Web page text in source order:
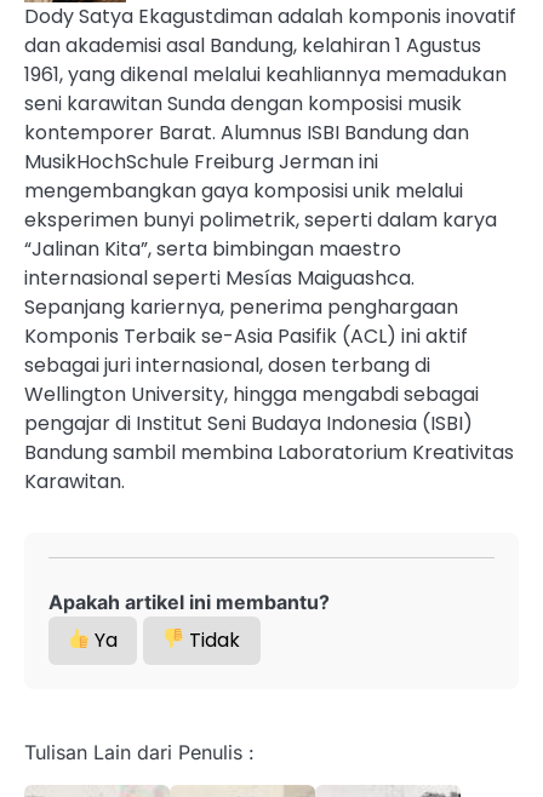
Dody Satya Ekagustdiman adalah komponis inovatif
dan akademisi asal Bandung, kelahiran 1 Agustus
1961, yang dikenal melalui keahliannya memadukan
seni karawitan Sunda dengan komposisi musik
kontemporer Barat. Alumnus ISBI Bandung dan
MusikHochSchule Freiburg Jerman ini
mengembangkan gaya komposisi unik melalui
eksperimen bunyi polimetrik, seperti dalam karya
“Jalinan Kita”, serta bimbingan maestro
internasional seperti Mesías Maiguashca.
Sepanjang kariernya, penerima penghargaan
Komponis Terbaik se-Asia Pasifik (ACL) ini aktif
sebagai juri internasional, dosen terbang di
Wellington University, hingga mengabdi sebagai
pengajar di Institut Seni Budaya Indonesia (ISBI)
Bandung sambil membina Laboratorium Kreativitas
Karawitan.
Apakah artikel ini membantu?
Ya Tidak
Tulisan Lain dari Penulis :